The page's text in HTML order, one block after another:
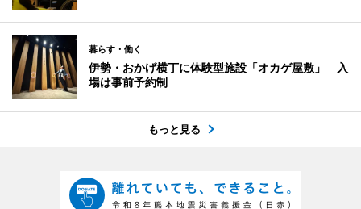
暮らす・働く
伊勢・おかげ横丁に体験型施設「オカゲ屋敷」 入
場は事前予約制
もっと見る